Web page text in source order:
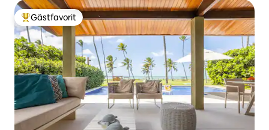
Populär gästfavorit
Gästfavorit